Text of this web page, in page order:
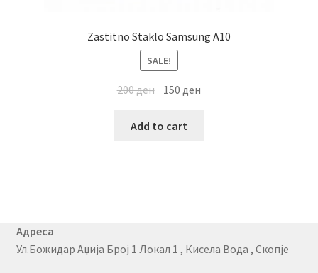
Zastitno Staklo Samsung A10
SALE!
200ден 150 ден
Add to cart
Адреса
Ул.Божидар Аџија Број 1 Локал 1 , Кисела Вода , Скопје